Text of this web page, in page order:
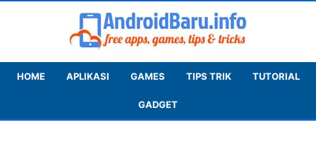
HOME APLIKASI GAMES TIPS TRIK TUTORIAL
GADGET